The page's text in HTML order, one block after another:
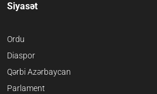
Siyasət
Ordu
Diaspor
Qərbi Azərbaycan
Parlament